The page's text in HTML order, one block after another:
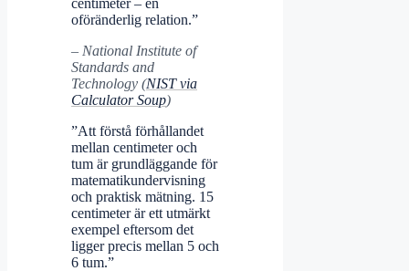
oföränderlig relation.”
– National Institute of
Standards and
Technology (NIST via
Calculator Soup)
”Att förstå förhållandet
mellan centimeter och
tum är grundläggande för
matematikundervisning
och praktisk mätning. 15
centimeter är ett utmärkt
exempel eftersom det
ligger precis mellan 5 och
6 tum.”